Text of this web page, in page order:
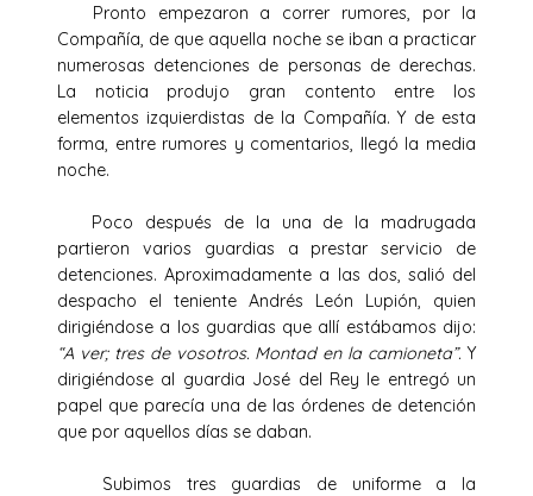
Pronto empezaron a correr rumores, por la
Compañía, de que aquella noche se iban a practicar
numerosas detenciones de personas de derechas.
La noticia produjo gran contento entre los
elementos izquierdistas de la Compañía. Y de esta
forma, entre rumores y comentarios, llegó la media
noche.
Poco después de la una de la madrugada
partieron varios guardias a prestar servicio de
detenciones. Aproximadamente a las dos, salió del
despacho el teniente Andrés León Lupión, quien
dirigiéndose a los guardias que allí estábamos dijo:
“A ver; tres de vosotros. Montad en la camioneta”.Y
dirigiéndose al guardia José del Rey le entregó un
papel que parecía una de las órdenes de detención
que por aquellos días se daban.
Subimos tres guardias de uniforme a la